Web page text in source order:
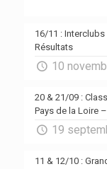
16/11 :
Résultats
10
20 & 21/09 :
Pays de la Loire
19
11 & 12/10 :